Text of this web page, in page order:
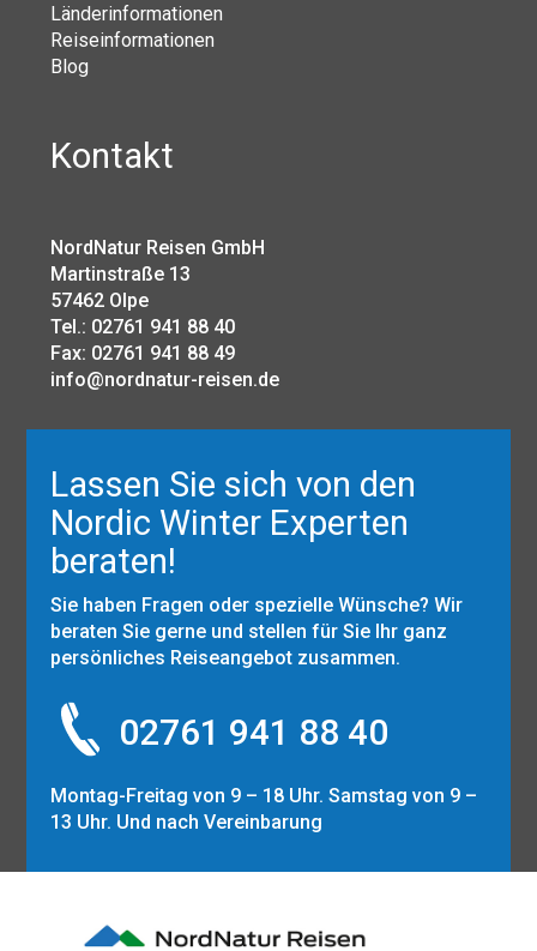
Länderinformationen
Reiseinformationen
Blog
Kontakt
NordNatur Reisen GmbH
Martinstraße 13
57462 Olpe
Tel.: 02761 941 88 40
Fax: 02761 941 88 49
info@nordnatur-reisen.de
Lassen Sie sich von den
Nordic Winter Experten
beraten!
Sie haben Fragen oder spezielle Wünsche? Wir
beraten Sie gerne und stellen für Sie Ihr ganz
persönliches Reiseangebot zusammen.
02761 941 88 40
Montag-Freitag von 9 – 18 Uhr. Samstag von 9 –
13 Uhr. Und nach Vereinbarung